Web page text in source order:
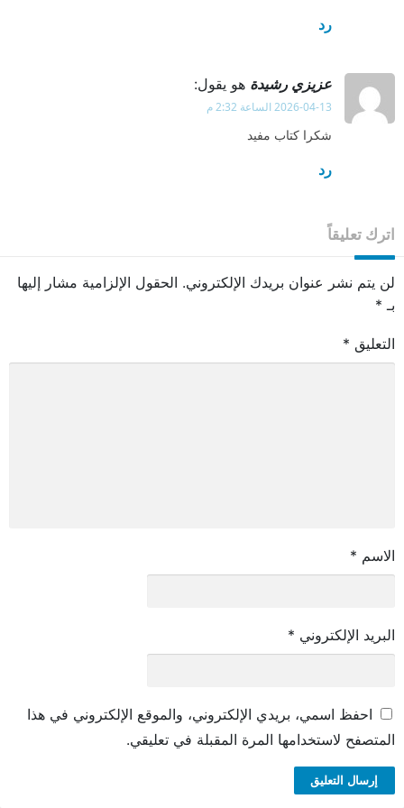
رد
عزيزي رشيدة هو يقول:
2026-04-13 الساعة 2:32 م
شكرا كتاب مفيد
رد
اترك تعليقاً
لن يتم نشر عنوان بريدك الإلكتروني. الحقول الإلزامية مشار إليها
بـ *
التعليق *
الاسم *
البريد الإلكتروني *
احفظ اسمي، بريدي الإلكتروني، والموقع الإلكتروني في هذا
المتصفح لاستخدامها المرة المقبلة في تعليقي.